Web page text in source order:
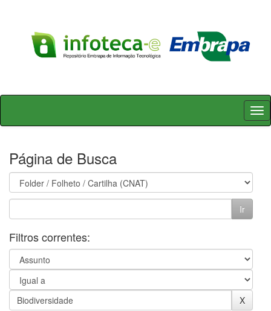
Skip
Página de Busca
Filtros correntes: